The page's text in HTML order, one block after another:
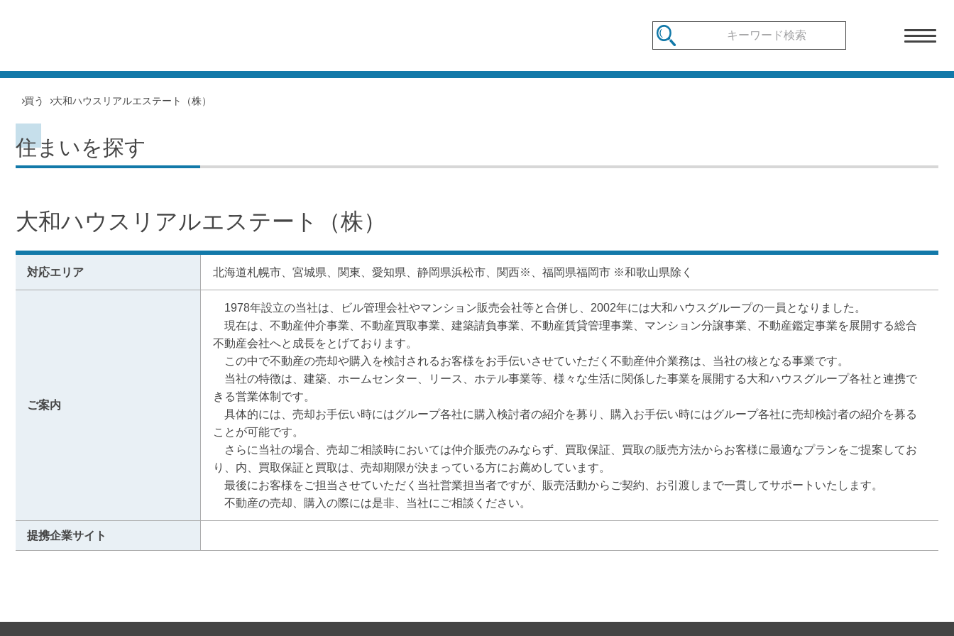
買う 大和ハウスリアルエステート（株）
住まいを探す
大和ハウスリアルエステート（株）
対応エリア 北海道札幌市、宮城県、関東、愛知県、静岡県浜松市、関西※、福岡県福岡市 ※和歌山県除く
ご案内
1978年設立の当社は、ビル管理会社やマンション販売会社等と合併し、2002年には大和ハウスグループの一員となりました。
現在は、不動産仲介事業、不動産買取事業、建築請負事業、不動産賃貸管理事業、マンション分譲事業、不動産鑑定事業を展開する総合
不動産会社へと成長をとげております。
この中で不動産の売却や購入を検討されるお客様をお手伝いさせていただく不動産仲介業務は、当社の核となる事業です。
当社の特徴は、建築、ホームセンター、リース、ホテル事業等、様々な生活に関係した事業を展開する大和ハウスグループ各社と連携で
きる営業体制です。
具体的には、売却お手伝い時にはグループ各社に購入検討者の紹介を募り、購入お手伝い時にはグループ各社に売却検討者の紹介を募る
ことが可能です。
さらに当社の場合、売却ご相談時においては仲介販売のみならず、買取保証、買取の販売方法からお客様に最適なプランをご提案してお
り、内、買取保証と買取は、売却期限が決まっている方にお薦めしています。
最後にお客様をご担当させていただく当社営業担当者ですが、販売活動からご契約、お引渡しまで一貫してサポートいたします。
不動産の売却、購入の際には是非、当社にご相談ください。
提携企業サイト